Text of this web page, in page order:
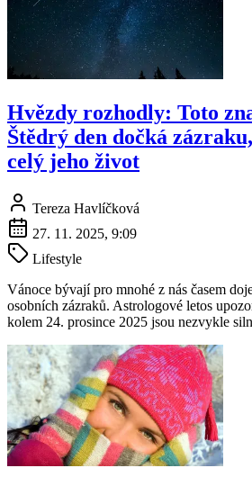
Hvězdy rozhodly: Toto
Štědrý den dočká
celý jeho život
Tereza Havlíčková
27. 11. 2025, 9:09
Lifestyle
Vánoce bývají pro mnohé z nás časem
osobních zázraků. Astrologové letos
kolem 24. prosince 2025 jsou nezvykle